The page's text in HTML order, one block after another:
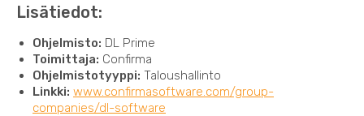
Lisätiedot:
Ohjelmisto: DL Prime
Toimittaja: Confirma
Ohjelmistotyyppi: Taloushallinto
Linkki: www.confirmasoftware.com/group-
companies/dl-software